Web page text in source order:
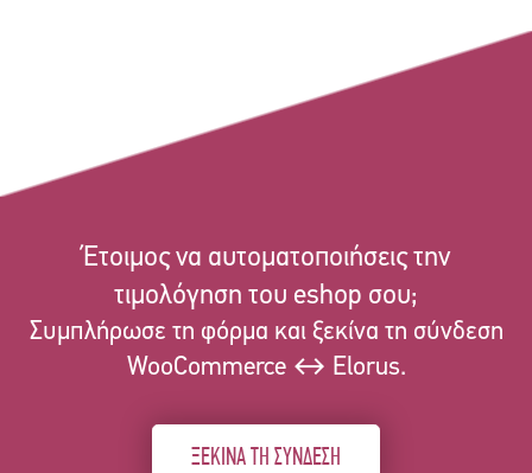
Έτοιμος να αυτοματοποιήσεις την
τιμολόγηση του eshop σου;
Συμπλήρωσε τη φόρμα και ξεκίνα τη σύνδεση
WooCommerce ↔ Elorus.
ΞΕΚΙΝΑ ΤΗ ΣΥΝΔΕΣΗ